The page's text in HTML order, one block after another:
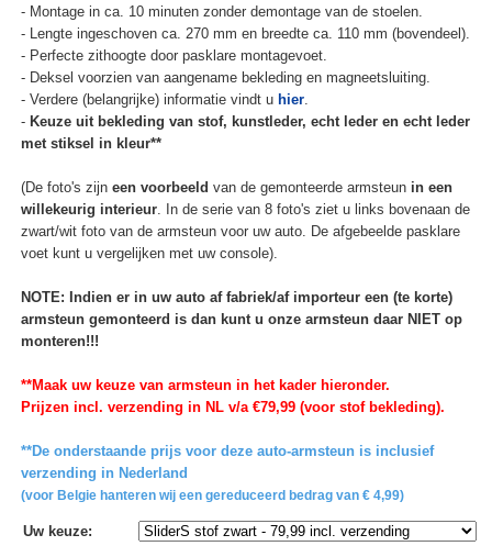
- Montage in ca. 10 minuten zonder demontage van de stoelen.
- Lengte ingeschoven ca. 270 mm en breedte ca. 110 mm (bovendeel).
- Perfecte zithoogte door pasklare montagevoet.
- Deksel voorzien van aangename bekleding en magneetsluiting.
- Verdere (belangrijke) informatie vindt u hier.
- Keuze uit bekleding van stof, kunstleder, echt leder en echt leder
met stiksel in kleur**
(De foto's zijn een voorbeeld van de gemonteerde armsteun in een
willekeurig interieur. In de serie van 8 foto's ziet u links bovenaan de
zwart/wit foto van de armsteun voor uw auto. De afgebeelde pasklare
voet kunt u vergelijken met uw console).
NOTE: Indien er in uw auto af fabriek/af importeur een (te korte)
armsteun gemonteerd is dan kunt u onze armsteun daar NIET op
monteren!!!
**Maak uw keuze van armsteun in het kader hieronder.
Prijzen incl. verzending in NL v/a €79,99 (voor stof bekleding).
**De onderstaande prijs voor deze auto-armsteun is inclusief
verzending in Nederland
(voor Belgie hanteren wij een gereduceerd bedrag van € 4,99)
Uw keuze: